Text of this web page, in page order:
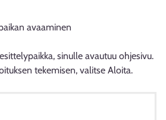
avaaminen
sinulle avautuu ohjesivu.
tekemisen, valitse Aloita.